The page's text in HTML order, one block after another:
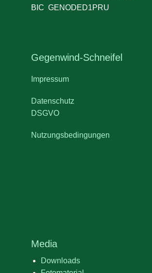
BIC GENODED1PRU
Gegenwind-Schneifel
Impressum
Datenschutz
DSGVO
Nutzungsbedingungen
Media
Downloads